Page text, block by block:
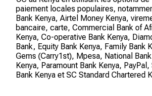
paiement locales populaires,
Bank Kenya, Airtel Money Kenya,
bancaire, carte, Commercial Bank of
Kenya, Co-operative Bank Kenya,
Bank, Equity Bank Kenya, Family Bank
Gems (Carry1st), Mpesa, National
Kenya, Paramount Bank Kenya,
Bank Kenya et SC Standard Chartered